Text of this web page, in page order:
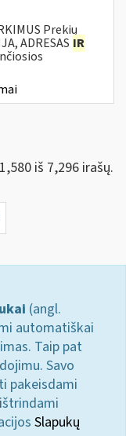
Prekių
ADRESAS IR
iš 7,296 irašų.
(angl.
automatiškai
Taip pat
Savo
pakeisdami
Slapukų